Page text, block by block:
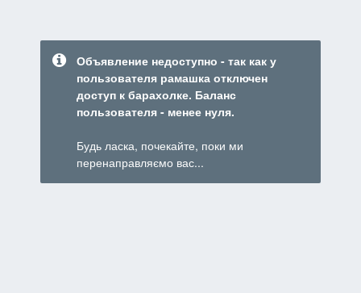
Объявление недоступно - так как у
пользователя рамашка отключен
доступ к барахолке. Баланс
пользователя - менее нуля.
Будь ласка, почекайте, поки ми
перенаправляємо вас...